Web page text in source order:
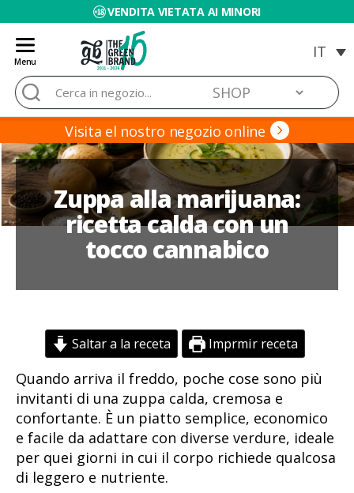
VENDITA VIETATA AI MINORI
Menu
Blog
de
Grow
Barato
Cerca:
Visita el nostro negozio online
Zuppa alla marijuana:
ricetta calda con un
tocco cannabico
Saltar a la receta Imprmir receta
Quando arriva il freddo, poche cose sono più
invitanti di una zuppa calda, cremosa e
confortante. È un piatto semplice, economico
e facile da adattare con diverse verdure, ideale
per quei giorni in cui il corpo richiede qualcosa
di leggero e nutriente.